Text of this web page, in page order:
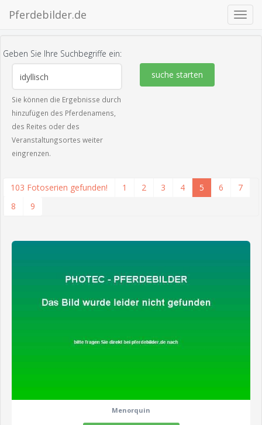
Pferdebilder.de
Geben Sie Ihre Suchbegriffe ein:
Sie können die Ergebnisse durch
hinzufügen des Pferdenamens,
des Reites oder des
Veranstaltungsortes weiter
eingrenzen.
suche starten
103 Fotoserien gefunden! 1 2 3 4 5 6
7
8
9
Menorquin